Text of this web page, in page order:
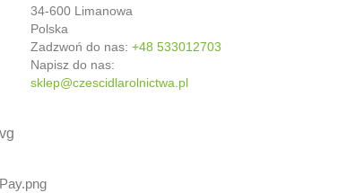
34-600 Limanowa
Polska
Zadzwoń do nas: +48 533012703
Napisz do nas:
sklep@czescidlarolnictwa.pl